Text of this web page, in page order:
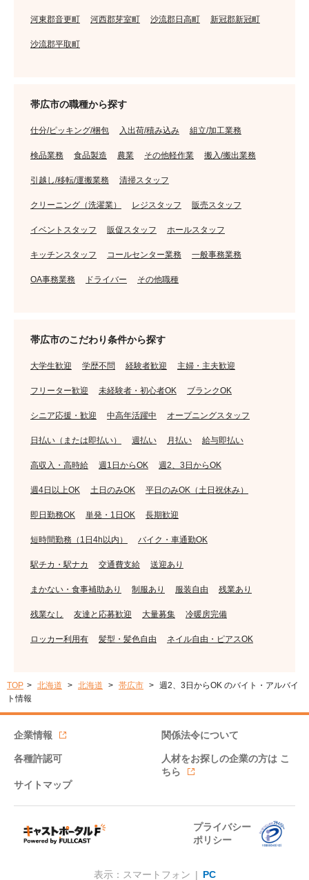
河東郡音更町 河西郡芽室町 沙流郡日高町 新冠郡新冠町
沙流郡平取町
帯広市の職種から探す
仕分/ピッキング/梱包 入出荷/積み込み 組立/加工業務
検品業務 食品製造 農業 その他軽作業 搬入/搬出業務
引越し/移転/運搬業務 清掃スタッフ
クリーニング（洗濯業） レジスタッフ 販売スタッフ
イベントスタッフ 販促スタッフ ホールスタッフ
キッチンスタッフ コールセンター業務 一般事務業務
OA事務業務 ドライバー その他職種
帯広市のこだわり条件から探す
大学生歓迎 学歴不問 経験者歓迎 主婦・主夫歓迎
フリーター歓迎 未経験者・初心者OK ブランクOK
シニア応援・歓迎 中高年活躍中 オープニングスタッフ
日払い（または即払い） 週払い 月払い 給与即払い
高収入・高時給 週1日からOK 週2、3日からOK
週4日以上OK 土日のみOK 平日のみOK（土日祝休み）
即日勤務OK 単発・1日OK 長期歓迎
短時間勤務（1日4h以内） バイク・車通勤OK
駅チカ・駅ナカ 交通費支給 送迎あり
まかない・食事補助あり 制服あり 服装自由 残業あり
残業なし 友達と応募歓迎 大量募集 冷暖房完備
ロッカー利用有 髪型・髪色自由 ネイル自由・ピアスOK
TOP 北海道 北海道 帯広市
週2、3日からOK のバイト・アルバイ
ト情報
企業情報 関係法令について
各種許認可 人材をお探しの企業の方は こ
ちら
サイトマップ
プライバシー
ポリシー
表示：スマートフォン | PC